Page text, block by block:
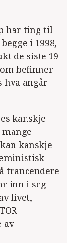
har ting til
i 1998,
de siste 19
befinner
hva angår
kanskje
kanskje
trancendere
inn i seg
livet,
av